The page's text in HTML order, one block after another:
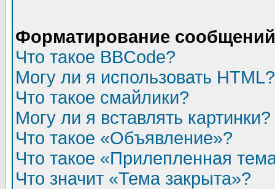
Форматирование
Что такое BBCode?
Могу ли я использовать HTML?
Что такое смайлики?
Могу ли я вставлять картинки?
Что такое «Объявление»?
Что такое «Прилепленная
Что значит «Тема закрыта»?